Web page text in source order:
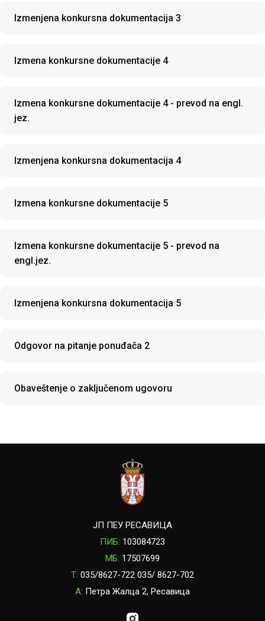
Izmenjena konkursna dokumentacija 3
Izmena konkursne dokumentacije 4
Izmena konkursne dokumentacije 4 - prevod na engl.
jez.
Izmenjena konkursna dokumentacija 4
Izmena konkursne dokumentacije 5
Izmena konkursne dokumentacije 5 - prevod na
engl.jez.
Izmenjena konkursna dokumentacija 5
Odgovor na pitanje ponuđača 2
Obaveštenje o zaključenom ugovoru
ЈП ПЕУ РЕСАВИЦА
ПИБ: 103084723
МБ: 17507699
T: 035/8627-722 035/ 8627-702
A: Петра Жалца 2, Ресавица